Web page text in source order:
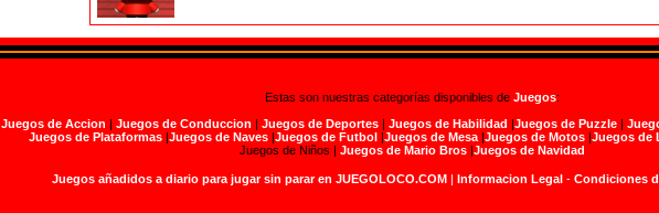
Estas son nuestras categorías disponibles de Juegos:
Juegos de Accion | Juegos de Conduccion | Juegos de Deportes| Juegos de Habilidad |Juegos de Puzzle|
Juegos de Plataformas|Juegos de Naves|Juegos de Futbol|Juegos de Mesa|Juegos de Motos|Juegos de
Juegos de Niños | Juegos de Mario Bros|Juegos de Navidad
Juegos añadidos a diario para jugar sin parar en JUEGOLOCO.COM | Informacion Legal - Condiciones